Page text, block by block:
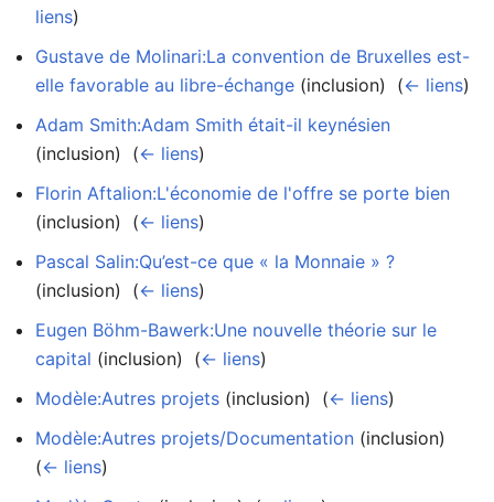
liens)
Gustave de Molinari:La convention de Bruxelles est-
elle favorable au libre-échange (inclusion) ‎ (← liens)
Adam Smith:Adam Smith était-il keynésien
(inclusion) ‎ (← liens)
Florin Aftalion:L'économie de l'offre se porte bien
(inclusion) ‎ (← liens)
Pascal Salin:Qu’est-ce que « la Monnaie » ?
(inclusion) ‎ (← liens)
Eugen Böhm-Bawerk:Une nouvelle théorie sur le
capital (inclusion) ‎ (← liens)
Modèle:Autres projets (inclusion) ‎ (← liens)
Modèle:Autres projets/Documentation (inclusion) ‎
(← liens)